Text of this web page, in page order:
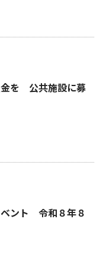
を 公共施設に募
ント 令和８年８